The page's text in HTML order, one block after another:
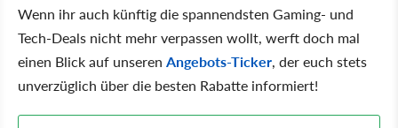
Wenn ihr auch künftig die spannendsten Gaming- und
Tech-Deals nicht mehr verpassen wollt, werft doch mal
einen Blick auf unseren Angebots-Ticker, der euch stets
unverzüglich über die besten Rabatte informiert!